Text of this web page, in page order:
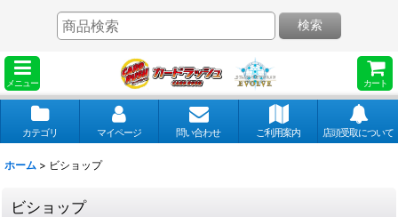
メニュー カート
検索
カテゴリ マイページ 問い合わせ ご利用案内 店頭受取について
ホーム > ビショップ
ビショップ